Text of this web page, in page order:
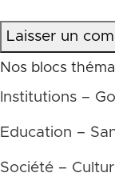
Laisser un
Nos blocs
Institutions –
Education –
Société –